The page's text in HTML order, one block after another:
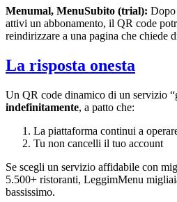
Menumal, MenuSubito (trial): Dopo
attivi un abbonamento, il QR code
reindirizzare a una pagina che chiede
La risposta onesta
Un QR code dinamico di un servizio
indefinitamente, a patto che:
La piattaforma continui a
Tu non cancelli il tuo account
Se scegli un servizio affidabile con
5.500+ ristoranti, LeggimMenu
bassissimo.